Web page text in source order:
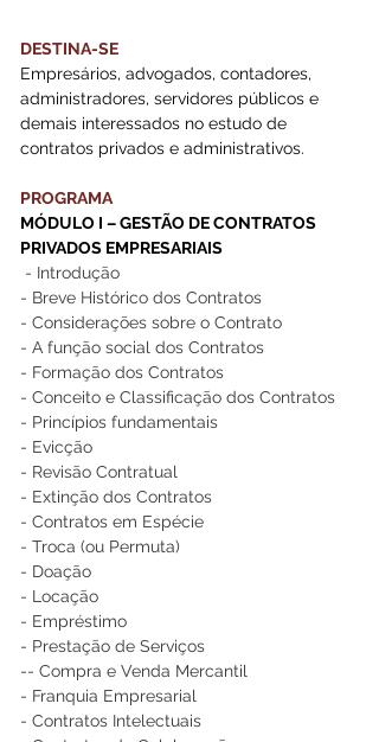
DESTINA-SE
Empresários, advogados, contadores,
administradores, servidores públicos e
demais interessados no estudo de
contratos privados e administrativos.
PROGRAMA
MÓDULO I – GESTÃO DE CONTRATOS
PRIVADOS EMPRESARIAIS
- Introdução
- Breve Histórico dos Contratos
- Considerações sobre o Contrato
- A função social dos Contratos
- Formação dos Contratos
- Conceito e Classificação dos Contratos
- Princípios fundamentais
- Evicção
- Revisão Contratual
- Extinção dos Contratos
- Contratos em Espécie
- Troca (ou Permuta)
- Doação
- Locação
- Empréstimo
- Prestação de Serviços
-- Compra e Venda Mercantil
- Franquia Empresarial
- Contratos Intelectuais